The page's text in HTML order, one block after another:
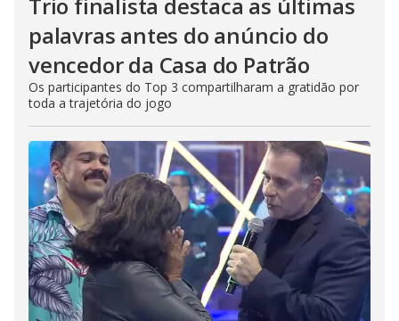
palavras antes do anúncio do
vencedor da Casa do Patrão
Os participantes do Top 3 compartilharam a gratidão por
toda a trajetória do jogo